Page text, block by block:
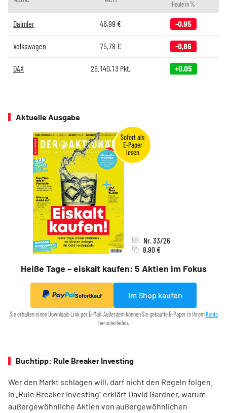
Heute in %
Daimler 46,99 € -0,95
Volkswagen 75,78 € -0,86
DAX 26.140,13 Pkt. +0,05
Aktuelle Ausgabe
Heiße Tage – eiskalt kaufen: 5 Aktien im Fokus
Nr. 33/26
8,90 €
Sofortkauf Im Shop kaufen
Sie erhalten einen Download-Link per E-Mail. Außerdem können Sie gekaufte E-Paper in Ihrem Konto
herunterladen.
Buchtipp: Rule Breaker Investing
Wer den Markt schlagen will, darf nicht den Regeln folgen.
In „Rule Breaker Investing“ erklärt David Gardner, warum
außergewöhnliche Aktien von außer­gewöhnlichen